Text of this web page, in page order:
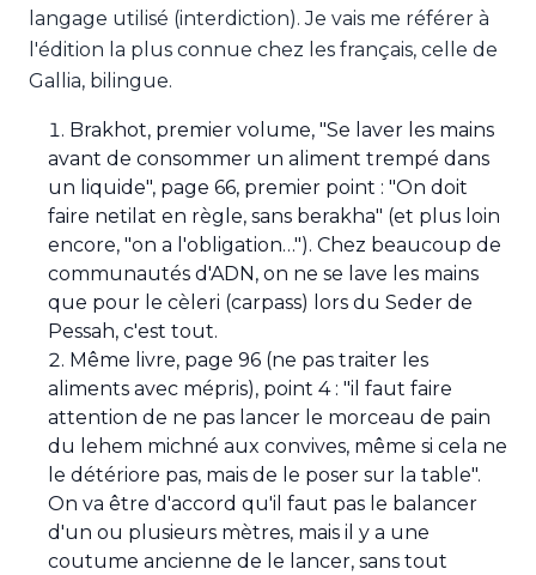
langage utilisé (interdiction). Je vais me référer à
l'édition la plus connue chez les français, celle de
Gallia, bilingue.
Brakhot, premier volume, "Se laver les mains
avant de consommer un aliment trempé dans
un liquide", page 66, premier point : "On doit
faire netilat en règle, sans berakha" (et plus loin
encore, "on a l'obligation…"). Chez beaucoup de
communautés d'ADN, on ne se lave les mains
que pour le cèleri (carpass) lors du Seder de
Pessah, c'est tout.
Même livre, page 96 (ne pas traiter les
aliments avec mépris), point 4 : "il faut faire
attention de ne pas lancer le morceau de pain
du lehem michné aux convives, même si cela ne
le détériore pas, mais de le poser sur la table".
On va être d'accord qu'il faut pas le balancer
d'un ou plusieurs mètres, mais il y a une
coutume ancienne de le lancer, sans tout